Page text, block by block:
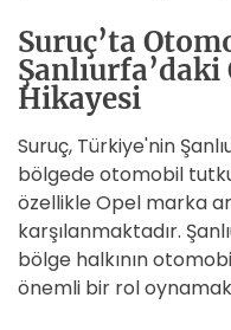
Suruç’ta
Şanlıurfa’daki
Hikayesi
Suruç, Türkiye'nin
bölgede otomobil
özellikle Opel marka
karşılanmaktadır.
bölge halkının
önemli bir rol